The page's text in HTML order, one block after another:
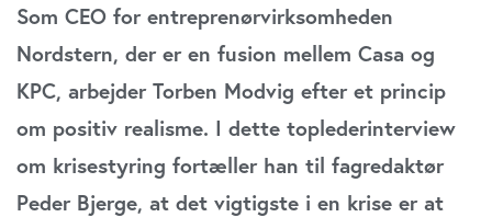
Som CEO for entreprenørvirksomheden
Nordstern, der er en fusion mellem Casa og
KPC, arbejder Torben Modvig efter et princip
om positiv realisme. I dette toplederinterview
om krisestyring fortæller han til fagredaktør
Peder Bjerge, at det vigtigste i en krise er at